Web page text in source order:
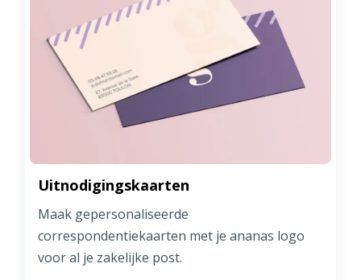
Uitnodigingskaarten
Maak gepersonaliseerde
correspondentiekaarten met je ananas logo
voor al je zakelijke post.